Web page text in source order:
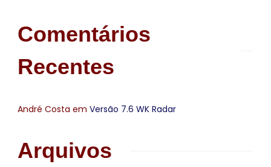
Comentários
Recentes
André Costa em Versão 7.6 WK Radar
Arquivos